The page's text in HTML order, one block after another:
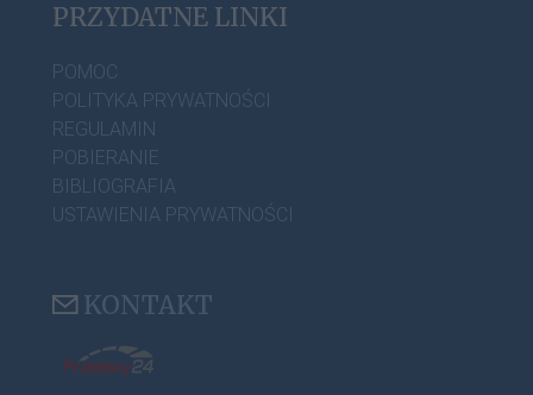
PRZYDATNE LINKI
POMOC
POLITYKA PRYWATNOŚCI
REGULAMIN
POBIERANIE
BIBLIOGRAFIA
USTAWIENIA PRYWATNOŚCI
KONTAKT